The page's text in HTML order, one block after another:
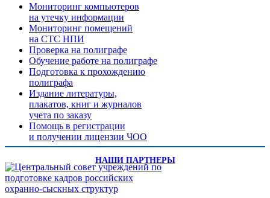
Мониторинг компьютеров
на утечку информации
Мониторинг помещений
на СТС НПИ
Проверка на полиграфе
Обучение работе на полиграфе
Подготовка к прохождению
полиграфа
Издание литературы,
плакатов, книг и журналов
учета по заказу
Помощь в регистрации
и получении лицензии ЧОО
НАШИ ПАРТНЕРЫ